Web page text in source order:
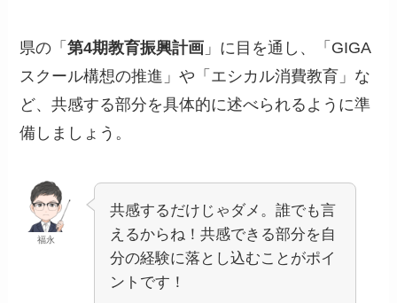
県の「第4期教育振興計画 」に目を通し、「GIGA
スクール構想の推進」や「エシカル消費教育」な
ど、共感する部分を具体的に述べられるように準
備しましょう。
福永
共感するだけじゃダメ。誰でも言
えるからね！共感できる部分を自
分の経験に落とし込むことがポイ
ントです！